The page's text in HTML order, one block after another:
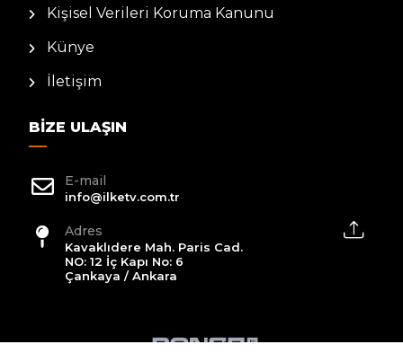
Kişisel Verileri Koruma Kanunu
Künye
İletişim
BIZE ULAŞIN
E-mail
info@ilketv.com.tr
Adres
Kavaklıdere Mah. Paris Cad.
NO: 12 İç Kapı No: 6
Çankaya / Ankara